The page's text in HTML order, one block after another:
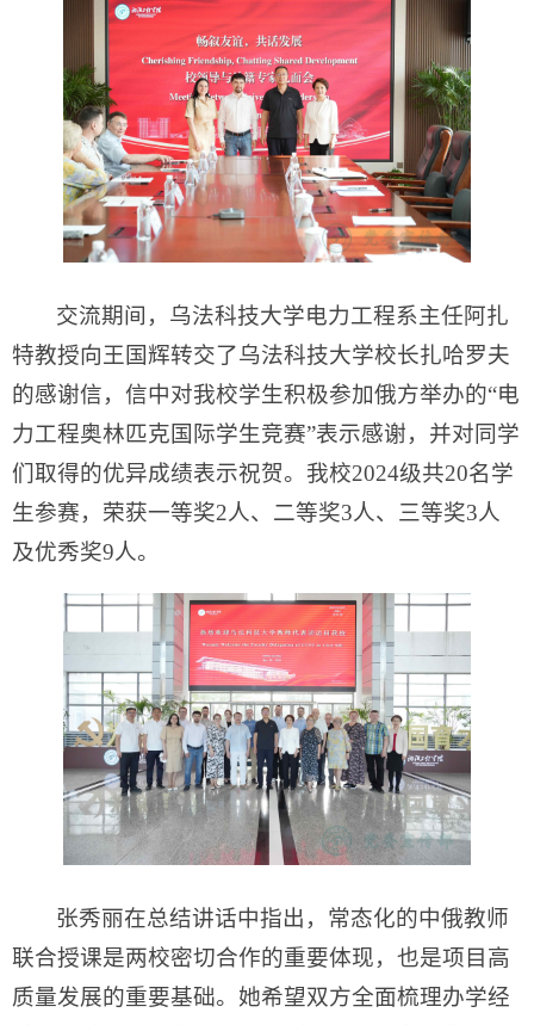
交流期间，乌法科技大学电力工程系主任阿扎
特教授向王国辉转交了乌法科技大学校长扎哈罗夫
的感谢信，信中对我校学生积极参加俄方举办的“电
力工程奥林匹克国际学生竞赛”表示感谢，并对同学
们取得的优异成绩表示祝贺。我校2024级共20名学
生参赛，荣获一等奖2人、二等奖3人、三等奖3人
及优秀奖9人。
张秀丽在总结讲话中指出，常态化的中俄教师
联合授课是两校密切合作的重要体现，也是项目高
质量发展的重要基础。她希望双方全面梳理办学经